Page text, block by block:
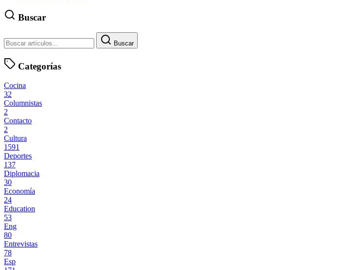
Buscar
Buscar
Categorías
Cocina
32
Columnistas
2
Contacto
2
Cultura
1591
Deportes
137
Diplomacia
30
Economía
24
Education
53
Eng
80
Entrevistas
78
Esp